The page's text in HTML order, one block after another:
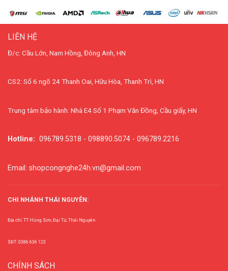
LIÊN HỆ
Đ/c: Cầu Lớn, Nam Hồng, Đông Anh, HN
CS2: Số 6 ngõ 24 Thanh Oai, Hữu Hòa, Thanh Trì, HN
Trung tâm bảo hành: Nhà E4 Số 1 Phạm Văn Đồng, Cầu giấy, HN
Hotline: 096789.5318 - 098890.5074 - 096789.2216
Email: shopcongnghe24h.vn@gmail.com
CHI NHÁNH THÁI NGUYÊN:
Địa chỉ: TT Hùng Sơn, Đại Từ, Thái Nguyên
SĐT: 0386 636 123
CHÍNH SÁCH